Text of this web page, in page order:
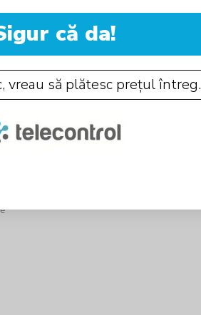
că da!
vreau să plătesc prețul întreg.